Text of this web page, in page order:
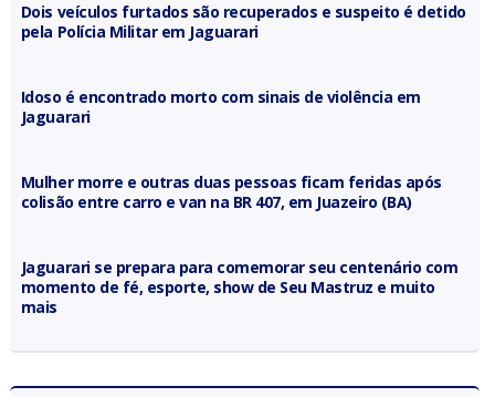
Dois veículos furtados são recuperados e suspeito é detido
pela Polícia Militar em Jaguarari
Idoso é encontrado morto com sinais de violência em
Jaguarari
Mulher morre e outras duas pessoas ficam feridas após
colisão entre carro e van na BR 407, em Juazeiro (BA)
Jaguarari se prepara para comemorar seu centenário com
momento de fé, esporte, show de Seu Mastruz e muito
mais